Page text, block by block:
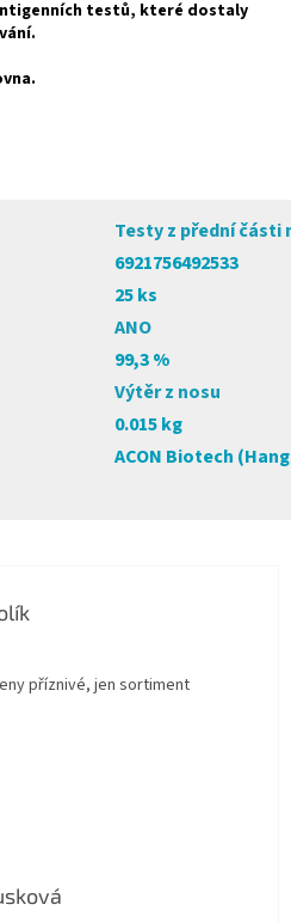
testů, které dostaly
Testy z přední části
6921756492533
25 ks
ANO
99,3 %
Výtěr z nosu
0.015 kg
ACON Biotech
je 4 z 5 hvězdiček.
příznivé, jen sortiment
je 5 z 5 hvězdiček.